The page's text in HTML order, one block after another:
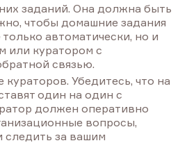
заданий. Она должна быть
чтобы домашние задания
автоматически, но и
или куратором с
связью.
Убедитесь, что на
один на один с
должен оперативно
вопросы,
следить за вашим